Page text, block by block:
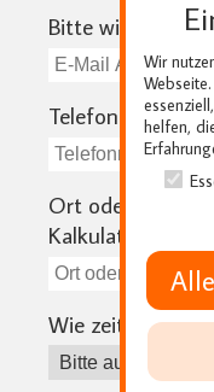
Bitte
Telefonnummer
Ort oder PLZ -
Kalkulation Ihrer
Wie zeitnah
Wir
helfen,